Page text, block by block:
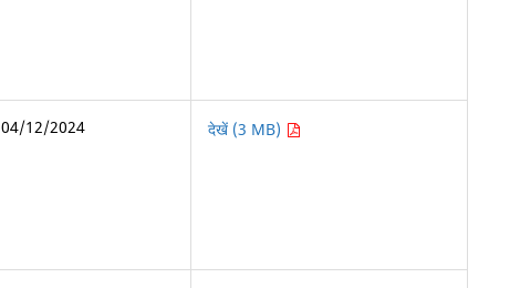
04/12/2024 देखें (3 MB)